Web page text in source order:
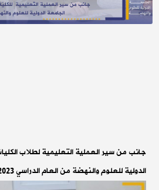
جانب من سير العملية التعليمية لطلاب
الدولية للعلوم والنهضة من العام الدراسي 2023-2024